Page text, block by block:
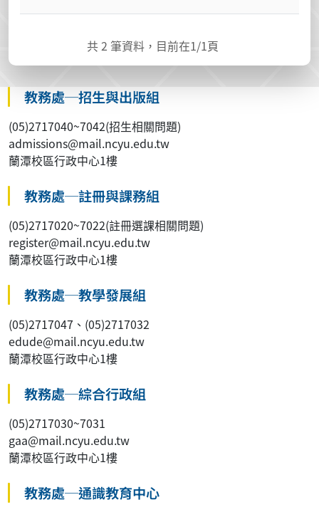
共2 筆資料，目前在1/1頁
教務處─招生與出版組
(05)2717040~7042(招生相關問題)
admissions@mail.ncyu.edu.tw
蘭潭校區行政中心1樓
教務處─註冊與課務組
(05)2717020~7022(註冊選課相關問題)
register@mail.ncyu.edu.tw
蘭潭校區行政中心1樓
教務處─教學發展組
(05)2717047、(05)2717032
edude@mail.ncyu.edu.tw
蘭潭校區行政中心1樓
教務處─綜合行政組
(05)2717030~7031
gaa@mail.ncyu.edu.tw
蘭潭校區行政中心1樓
教務處─通識教育中心